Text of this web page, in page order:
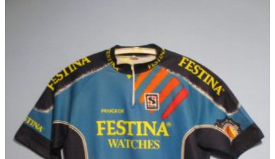
variations.
Les
options
peuvent
être
choisies
sur
la
page
du
produit